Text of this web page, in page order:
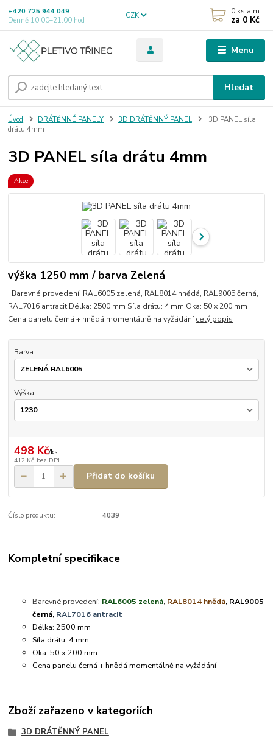
Menu
CZK
Hledat
+420 725 944 049
Denně 10.00–21.00 hod
0 ks a m
za 0 Kč
Úvod DRÁTĚNNÉ PANELY 3D DRÁTĚNNÝ PANEL
3D PANEL síla
drátu 4mm
3D PANEL síla drátu 4mm
Akce
výška 1250 mm / barva Zelená
Barevné provedení: RAL6005 zelená, RAL8014 hnědá, RAL9005 černá,
RAL7016 antracit Délka: 2500 mm Síla drátu: 4 mm Oka: 50 x 200 mm
Cena panelu černá + hnědá momentálně na vyžádánícelý popis
Barva
Výška
498 Kč/ks
412 Kč bez DPH
Přidat do košíku
Číslo produktu: 4039
Kompletní specifikace
Barevné provedení: RAL6005 zelená, RAL8014 hnědá, RAL9005
černá, RAL7016 antracit
Délka: 2500 mm
Síla drátu: 4 mm
Oka: 50 x 200 mm
Cena panelu černá + hnědá momentálně na vyžádání
Zboží zařazeno v kategoriích
3D DRÁTĚNNÝ PANEL